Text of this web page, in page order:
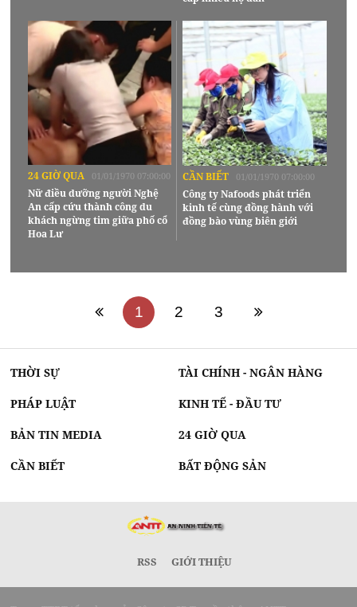
24 GIỜ QUA 01/01/1970 07:00:00
Nữ điều dưỡng người Nghệ
An cấp cứu thành công du
khách ngừng tim giữa phố cổ
Hoa Lư
CẦN BIẾT 01/01/1970 07:00:00
Công ty Nafoods phát triển
kinh tế cùng đồng hành với
đồng bào vùng biên giới
1 2 3
THỜI SỰ TÀI CHÍNH - NGÂN HÀNG
PHÁP LUẬT KINH TẾ - ĐẦU TƯ
BẢN TIN MEDIA 24 GIỜ QUA
CẦN BIẾT BẤT ĐỘNG SẢN
RSS GIỚI THIỆU